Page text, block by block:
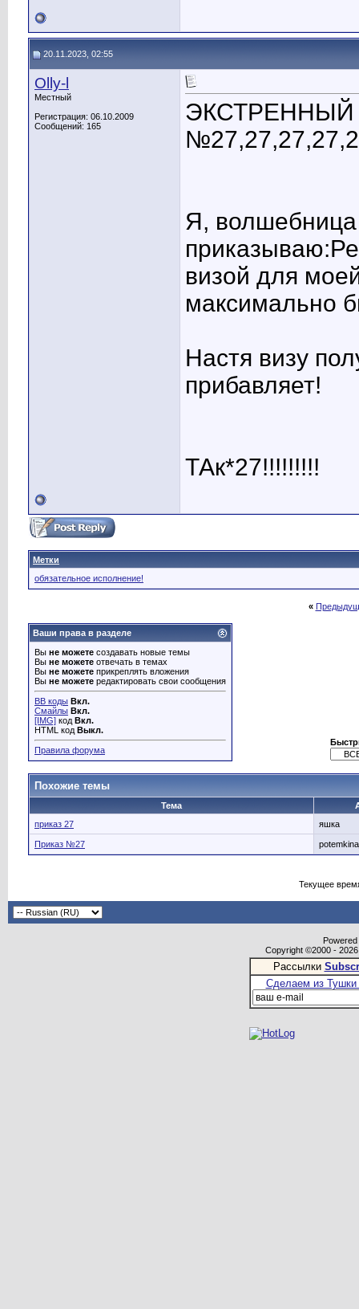
20.11.2023, 02:55
Olly-l
Местный
Регистрация: 06.10.2009
Сообщений: 165
Я,
визой для
максимально
Настя визу
прибавляет!
ТАк*27!!!!!!!!!
Метки
обязательное исполнение!
«
Ваши права в разделе
Вы не можете создавать новые темы
Вы не можете отвечать в темах
Вы не можете прикреплять вложения
Вы не можете редактировать свои сообщения
BB коды Вкл.
Смайлы Вкл.
[IMG] код Вкл.
HTML код Выкл.
Правила форума
Похожие темы
Тема
приказ 27
яшка
Приказ №27
Текущее
Copyright ©2000 -
Рассылки
Сделаем из Тушки